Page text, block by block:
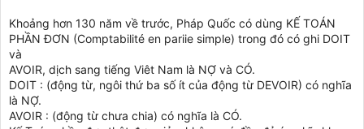
Khoảng hơn 130 năm về trước, Pháp Quốc có dùng KẾ TOÁN
PHẦN ĐƠN (Comptabilité en pariie simple) trong đó có ghi DOIT
và
AVOIR, dịch sang tiếng Viêt Nam là NỢ và CÓ.
DOIT : (động từ, ngôi thứ ba số ít của động từ DEVOIR) có nghĩa
là NỢ.
AVOIR : (động từ chưa chia) có nghĩa là CÓ.